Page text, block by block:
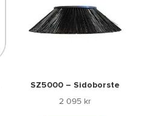
SZ5000 – Sidoborste
2 095 kr